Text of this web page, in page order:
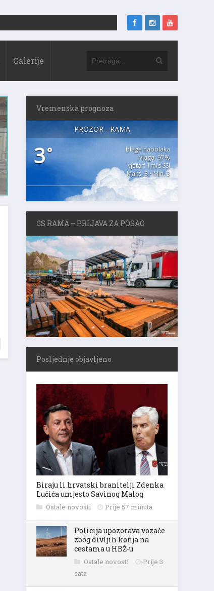
Galerije
Vremenska prognoza
PROZOR - RAMA
3°
blaga naoblaka
vlaga: 97%
vjetar: 1m/s SSI
Maks. 3 • Min. 3
GS RAMA – PRIJAVA ZA POSAO
Posljednje objavljeno
Biraju li hrvatski branitelji Zdenka
Lučića umjesto Savinog Malog
Ostale novosti Prije 57 minuta
Policija upozorava vozače
zbog divljih konja na
cestama u HBŽ-u
Ostale novosti
Prije 3
sata